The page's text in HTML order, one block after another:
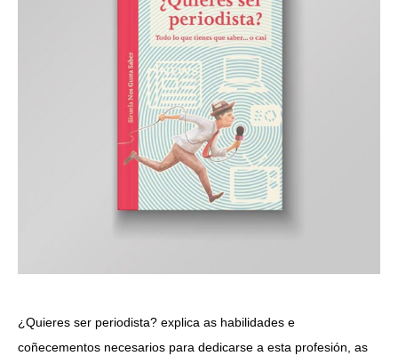
¿Quieres ser periodista? explica as habilidades e
coñecementos necesarios para dedicarse a esta profesión, as